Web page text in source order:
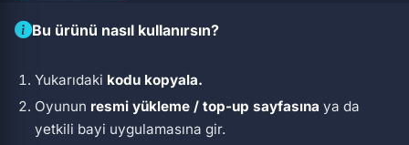
Bu ürünü nasıl kullanırsın?
Yukarıdaki kodu kopyala.
Oyunun resmi yükleme / top-up sayfasına ya da
yetkili bayi uygulamasına gir.